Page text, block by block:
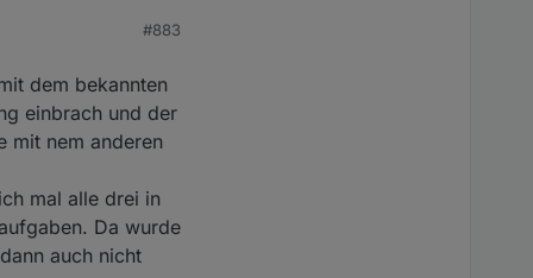
da ist wohl mehr
trotzdem nicht.
#883
dem bekannten
einbrach und der
mit nem anderen
mal alle drei in
Da wurde
auch nicht